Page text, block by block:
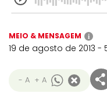
MEIO & MENSAGEM i
19 de agosto de 2013 -
- A + A